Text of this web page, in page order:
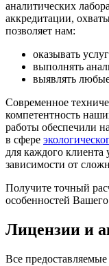
аналитических
аккредитации,
позволяет нам:
оказывать
выполнять
выявлять
Современное
компетентность
работы обеспечили
в сфере
для каждого клиента
зависимости от
Получите точный
особенностей
Лицензии и
Все